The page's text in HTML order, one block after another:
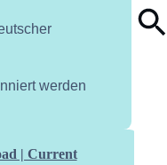
werden
| Current